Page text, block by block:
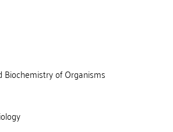
Biochemistry of Organisms